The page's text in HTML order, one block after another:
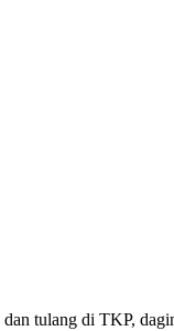
tulang di TKP,